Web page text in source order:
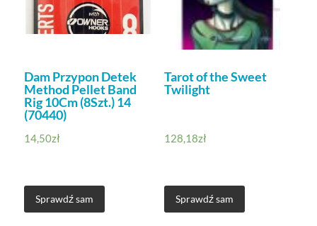
Dam Przypon Detek
Method Pellet Band
Rig 10Cm (8Szt.) 14
(70440)
14,50zł
Sprawdź sam
Tarot of the Sweet
Twilight
128,18zł
Sprawdź sam